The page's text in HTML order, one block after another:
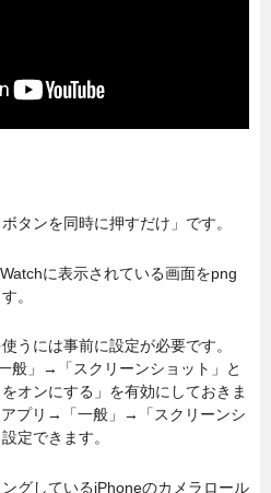
タンを同時に押すだけ」です。
に表示されている画面をpng
。
うには事前に設定が必要です。
般」→「スクリーンショット」と
オンにする」を有効にしておきま
アプリ→「一般」→「スクリーンシ
定できます。
グしているiPhoneのカメラロール